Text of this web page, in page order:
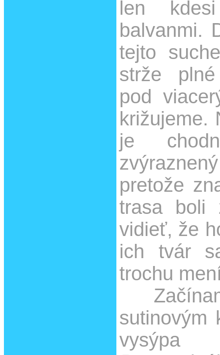
len
balvanmi.
tejto
strže
pod
križujeme.
je
pretože
trasa boli
vidieť, že
ich tvár
trochu
sutinovým